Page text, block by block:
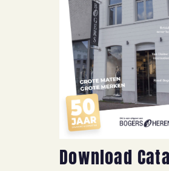
Download